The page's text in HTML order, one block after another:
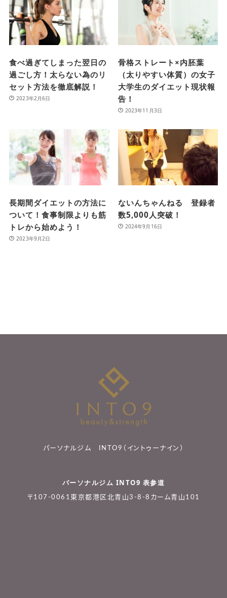
食べ過ぎてしまった翌日の
過ごし方！太らない為のリ
セット方法を徹底解説！
2023年2月6日
骨格ストレート×内胚葉
（太りやすい体質）の女子
大学生のダイエット現状報
告！
2023年11月3日
長期間ダイエットの方法に
ついて！食事制限よりも筋
トレから始めよう！
2023年9月2日
ないんちゃんねる 登録者
数5,000人突破！
2024年9月16日
パーソナルジム INTO9（イントゥーナイン）
パーソナルジム INTO9 表参道
〒107-0061東京都港区北青山3-8-8カーム青山101